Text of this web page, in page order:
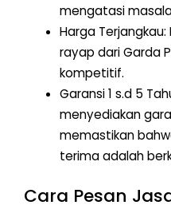
mengatasi
Harga
rayap dari Garda
kompetitif.
Garansi 1 s.d 5
menyediakan
memastikan
terima adalah
Cara Pesan